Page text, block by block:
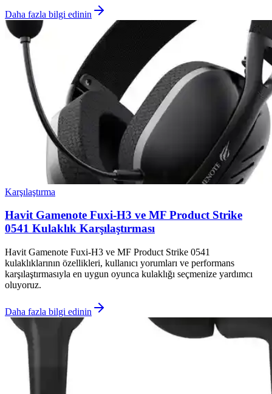
Daha fazla bilgi edinin
Karşılaştırma
Havit Gamenote Fuxi-H3 ve MF Product Strike
0541 Kulaklık Karşılaştırması
Havit Gamenote Fuxi-H3 ve MF Product Strike 0541
kulaklıklarının özellikleri, kullanıcı yorumları ve performans
karşılaştırmasıyla en uygun oyunca kulaklığı seçmenize yardımcı
oluyoruz.
Daha fazla bilgi edinin